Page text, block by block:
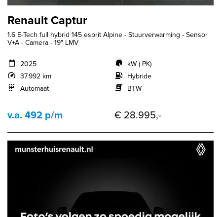
Renault Captur
1.6 E-Tech full hybrid 145 esprit Alpine - Stuurverwarming - Sensor
V+A - Camera - 19" LMV
2025
37.992 km
Automaat
kW ( PK)
Hybride
BTW
v.a. 492 p/m € 28.995,-